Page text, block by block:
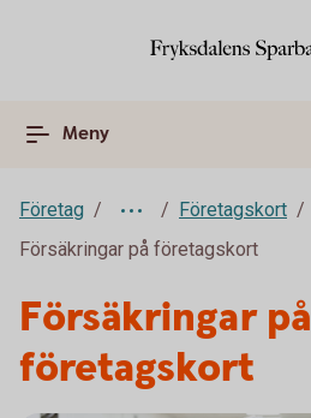
Meny
Företag
Företagskort
Försäkringar på företagskort
Försäkringar på
företagskort